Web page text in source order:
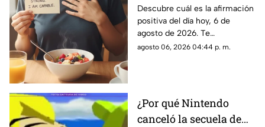
6 de agosto de 2026?
Repite estas palabras y
llena tu día de energía
Descubre cuál es la afirmación
positiva del día hoy, 6 de
agosto de 2026. Te
compartimos un mensaje
agosto 06, 2026 04:44 p. m.
¿Por qué Nintendo
canceló la secuela de